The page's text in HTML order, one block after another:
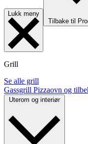
Lukk meny
Tilbake til
Grill
Se alle grill
Gassgrill Pizzaovn og
Uterom og interiør